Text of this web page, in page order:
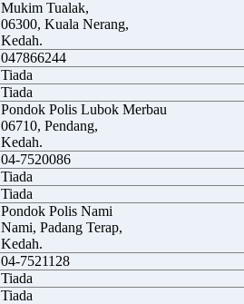
Mukim Tualak,
06300, Kuala Nerang,
Kedah.
047866244
Tiada
Tiada
Pondok Polis Lubok Merbau
06710, Pendang,
Kedah.
04-7520086
Tiada
Tiada
Pondok Polis Nami
Nami, Padang Terap,
Kedah.
04-7521128
Tiada
Tiada